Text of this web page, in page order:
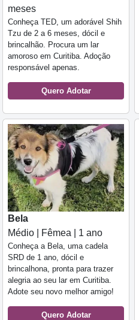
meses
Conheça TED, um adorável Shih
Tzu de 2 a 6 meses, dócil e
brincalhão. Procura um lar
amoroso em Curitiba. Adoção
responsável apenas.
Quero Adotar
Bela
Médio | Fêmea | 1 ano
Conheça a Bela, uma cadela
SRD de 1 ano, dócil e
brincalhona, pronta para trazer
alegria ao seu lar em Curitiba.
Adote seu novo melhor amigo!
Quero Adotar